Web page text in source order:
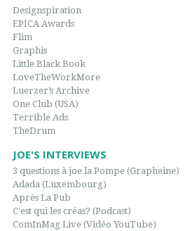
Designspiration
EPICA Awards
Flim
Graphis
Little Black Book
LoveTheWorkMore
Luerzer’s Archive
One Club (USA)
Terrible Ads
TheDrum
JOE'S INTERVIEWS
3 questions à joe la Pompe (Grapheine)
Adada (Luxembourg)
Après La Pub
C'est qui les créas? (Podcast)
ComInMag Live (Vidéo YouTube)